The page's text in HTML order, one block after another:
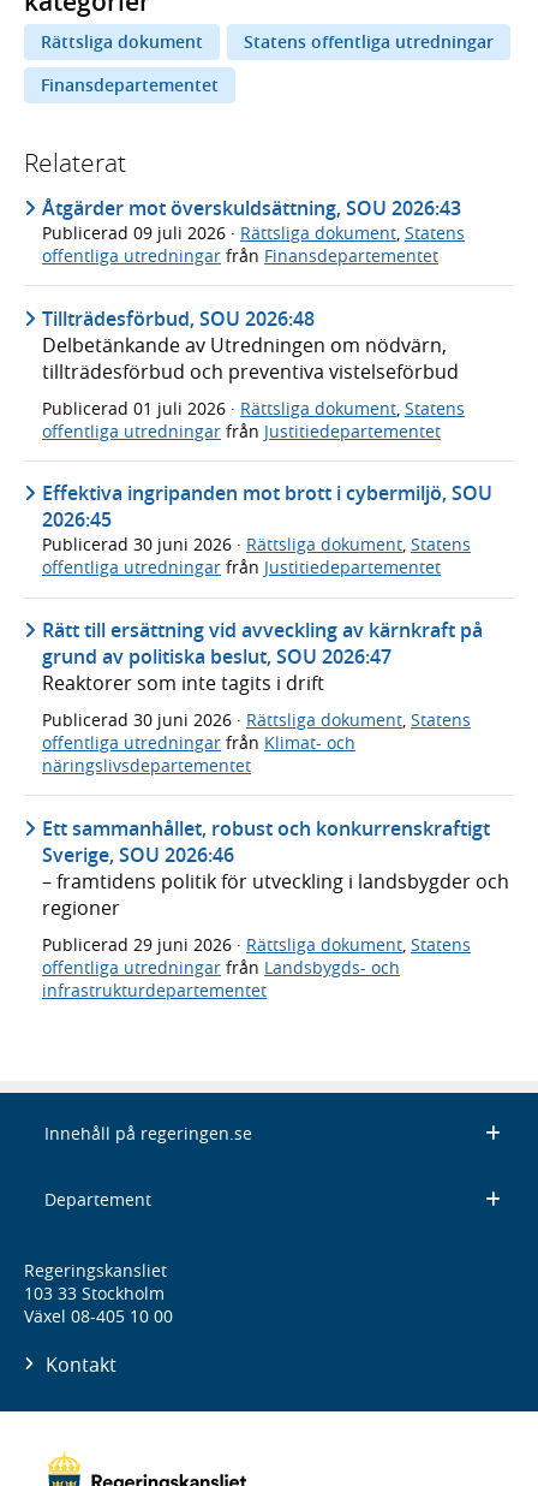
Rättsliga dokument
Statens offentliga utredningar
Finansdepartementet
Relaterat
Åtgärder mot överskuldsättning, SOU 2026:43
Publicerad 09 juli 2026 · Rättsliga dokument, Statens
offentliga utredningar från Finansdepartementet
Tillträdesförbud, SOU 2026:48
Delbetänkande av Utredningen om nödvärn,
tillträdesförbud och preventiva vistelseförbud
Publicerad 01 juli 2026 · Rättsliga dokument Statens
offentliga utredningar från Justitiedepartementet
Effektiva ingripanden mot brott i cybermiljö, SOU
2026:45
Publicerad 30 juni 2026 · Rättsliga dokument, Statens
offentliga utredningar från Justitiedepartementet
Rätt till ersättning vid avveckling av kärnkraft på
grund av politiska beslut, SOU 2026:47
Reaktorer som inte tagits i drift
Publicerad 30 juni 2026 · Rättsliga dokument, Statens
offentliga utredningar från Klimat- och
näringslivsdepartementet
Ett sammanhållet, robust och konkurrenskraftigt
Sverige, SOU 2026:46
– framtidens politik för utveckling i landsbygder och
regioner
Publicerad 29 juni 2026 · Rättsliga dokument Statens
offentliga utredningar från Landsbygds- och
infrastrukturdepartementet
Innehåll på regeringen.se
Departement
Regeringskansliet
103 33 Stockholm
Växel 08-405 10 00
Kontakt